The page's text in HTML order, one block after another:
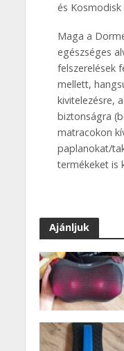
és
Maga a
egészséges
felszerelések
mellett,
kivitelezésre,
biztonságra
matracokon
paplanokat/
termékeket is
Ajánljuk